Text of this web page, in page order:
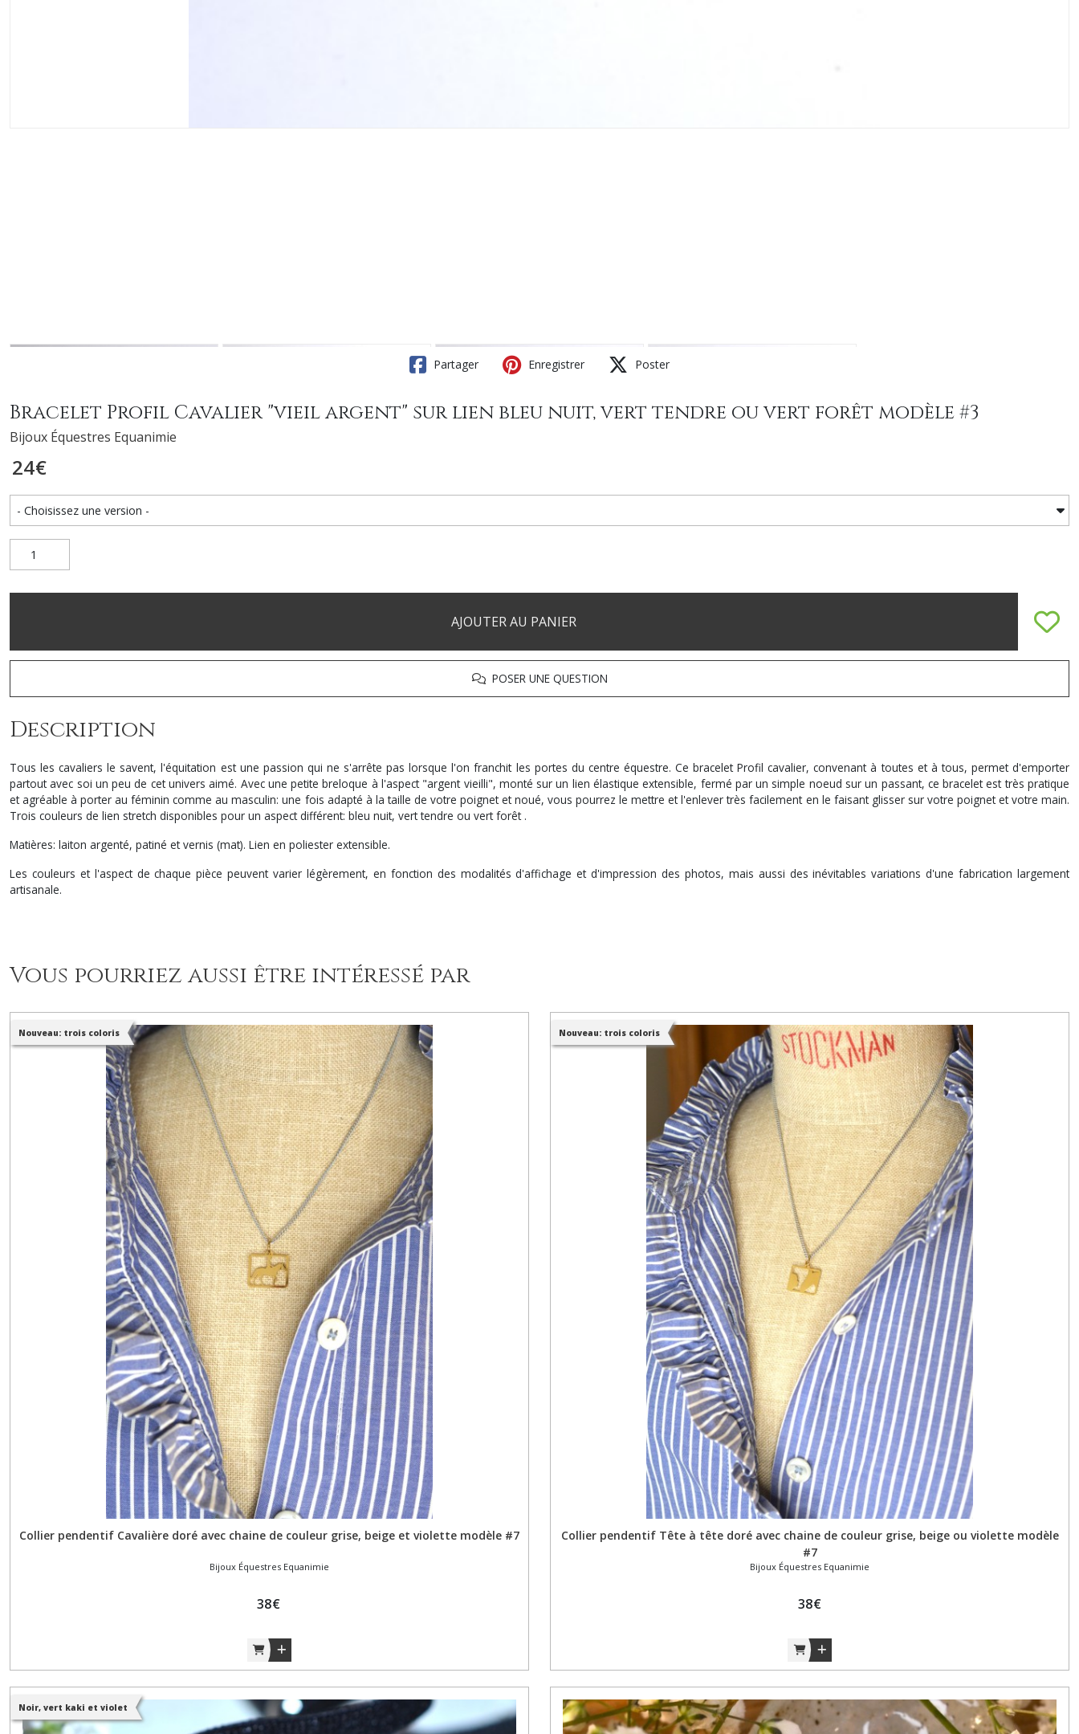
Partager Enregistrer Poster
Bracelet Profil Cavalier "vieil argent" sur lien bleu nuit, vert tendre ou vert forêt modèle #3
Bijoux Équestres Equanimie
24€
AJOUTER AU PANIER
POSER UNE QUESTION
Description
Tous les cavaliers le savent, l'équitation est une passion qui ne s'arrête pas lorsque l'on franchit les portes du centre équestre. Ce braceletProfil cavalier,convenant à toutes et à tous, permet d'emporter
partout avec soi un peu de cet univers aimé. Avec une petite breloque à l'aspect "argent vieilli", monté sur un lien élastique extensible, fermé par un simple noeud sur un passant, ce bracelet est très pratique
et agréable à porter au féminin comme au masculin: une fois adapté à la taille de votre poignet et noué, vous pourrez le mettre et l'enlever très facilement en le faisant glisser sur votre poignet et votre main.
Trois couleurs de lien stretch disponibles pour un aspect différent: bleu nuit, vert tendre ou vert forêt .
Matières: laiton argenté, patiné et vernis (mat). Lien en poliester extensible.
Les couleurs et l'aspect de chaque pièce peuvent varier légèrement, en fonction des modalités d'affichage et d'impression des photos, mais aussi des inévitables variations d'une fabrication largement
artisanale.
Vous pourriez aussi être intéressé par
Nouveau: trois coloris
Collier pendentif Cavalière doré avec chaine de couleur grise, beige et violette modèle #7
Bijoux Équestres Equanimie
38€
Nouveau: trois coloris
Collier pendentif Tête à tête doré avec chaine de couleur grise, beige ou violette modèle
#7
Bijoux Équestres Equanimie
38€
Noir, vert kaki et violet